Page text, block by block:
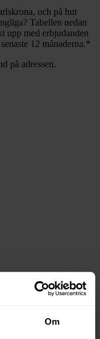
Om
, och på hur
Tabellen nedan
upp med erbjudanden
12 månaderna.*
på adressen.
som erbjuder
är det bara